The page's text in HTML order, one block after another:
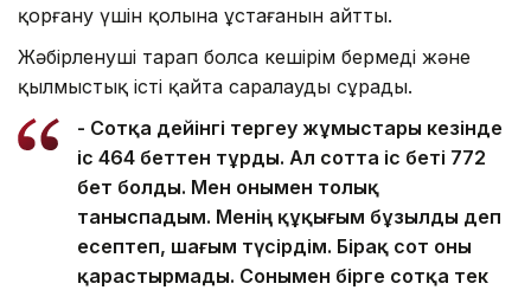
қорғану үшін қолына ұстағанын айтты.
Жәбірленуші тарап болса кешірім бермеді және
қылмыстық істі қайта саралауды сұрады.
- Сотқа дейінгі тергеу жұмыстары кезінде
іс 464 беттен тұрды. Ал сотта іс беті 772
бет болды. Мен онымен толық
таныспадым. Менің құқығым бұзылды деп
есептеп, шағым түсірдім. Бірақ сот оны
қарастырмады. Сонымен бірге сотқа тек